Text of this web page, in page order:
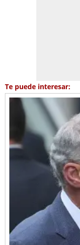
Te puede interesar: